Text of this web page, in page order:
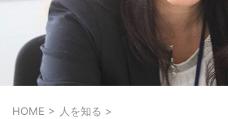
HOME > 人を知る >